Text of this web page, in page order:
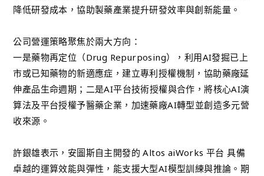
降低研發成本，協助製藥產業提升研發效率與創新能量。
公司營運策略聚焦於兩大方向：
一是藥物再定位（Drug Repurposing），利用AI發掘已上
市或已知藥物的新適應症，建立專利授權機制，協助藥廠延
伸產品生命週期；二是AI平台技術授權與合作，將核心AI演
算法及平台授權予醫藥企業，加速藥廠AI轉型並創造多元營
收來源。
許銀雄表示，安圖斯自主開發的 Altos aiWorks 平台 具備
卓越的運算效能與彈性，能支援大型AI模型訓練與推論。期